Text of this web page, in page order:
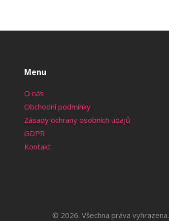
Menu
O nás
Obchodní podmínky
Zásady ochrany osobních údajů
GDPR
Kontakt
© 2026. Všechna práva vyhrazena.